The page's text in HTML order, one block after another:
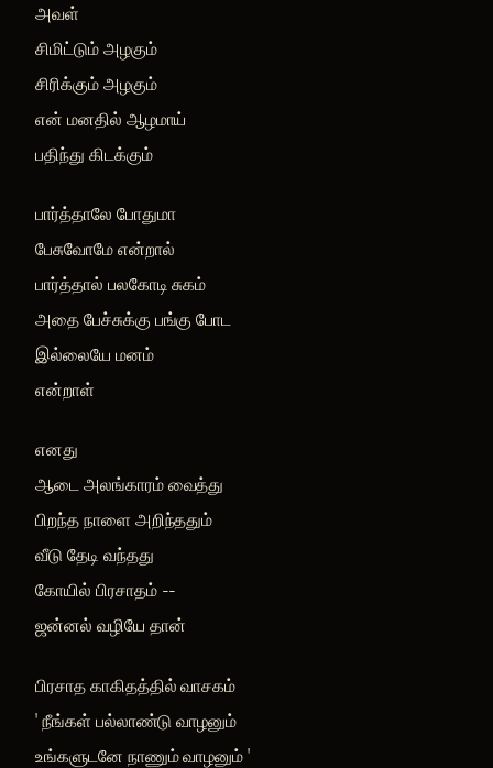
அவள்
சிமிட்டும் அழகும்
சிரிக்கும் அழகும்
என் மனதில் ஆழமாய்
பதிந்து கிடக்கும்
பார்த்தாலே போதுமா
பேசுவோமே என்றால்
பார்த்தால் பலகோடி சுகம்
அதை பேச்சுக்கு பங்கு போட
இல்லையே மனம்
என்றாள்
எனது
ஆடை அலங்காரம் வைத்து
பிறந்த நாளை அறிந்ததும்
வீடு தேடி வந்தது
கோயில் பிரசாதம் --
ஜன்னல் வழியே தான்
பிரசாத காகிதத்தில் வாசகம்
' நீங்கள் பல்லாண்டு வாழனும்
உங்களுடனே நாணும் வாழனும் '